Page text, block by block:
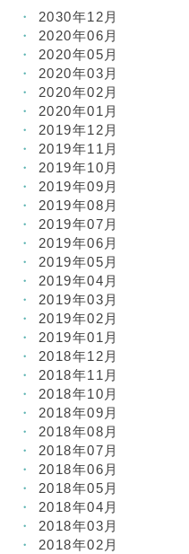
2030年12月
2020年06月
2020年05月
2020年03月
2020年02月
2020年01月
2019年12月
2019年11月
2019年10月
2019年09月
2019年08月
2019年07月
2019年06月
2019年05月
2019年04月
2019年03月
2019年02月
2019年01月
2018年12月
2018年11月
2018年10月
2018年09月
2018年08月
2018年07月
2018年06月
2018年05月
2018年04月
2018年03月
2018年02月